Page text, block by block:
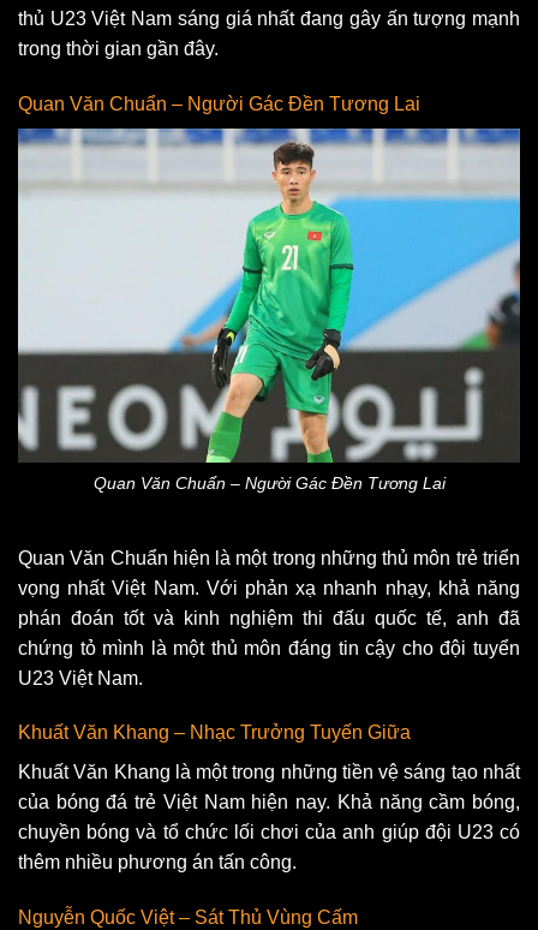
thủ U23 Việt Nam sáng giá nhất đang gây ấn tượng mạnh
trong thời gian gần đây.
Quan Văn Chuẩn – Người Gác Đền Tương Lai
Quan Văn Chuẩn – Người Gác Đền Tương Lai
Quan Văn Chuẩn hiện là một trong những thủ môn trẻ triển
vọng nhất Việt Nam. Với phản xạ nhanh nhạy, khả năng
phán đoán tốt và kinh nghiệm thi đấu quốc tế, anh đã
chứng tỏ mình là một thủ môn đáng tin cậy cho đội tuyển
U23 Việt Nam.
Khuất Văn Khang – Nhạc Trưởng Tuyến Giữa
Khuất Văn Khang là một trong những tiền vệ sáng tạo nhất
của bóng đá trẻ Việt Nam hiện nay. Khả năng cầm bóng,
chuyền bóng và tổ chức lối chơi của anh giúp đội U23 có
thêm nhiều phương án tấn công.
Nguyễn Quốc Việt – Sát Thủ Vùng Cấm